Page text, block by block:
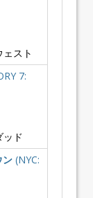
スト
7:
ド
ン (NYC: